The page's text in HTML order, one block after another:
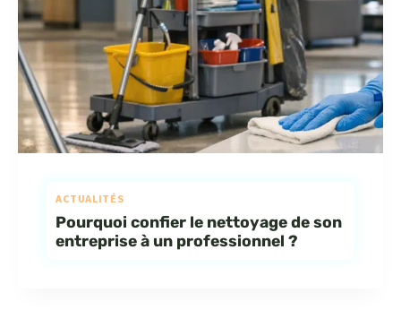
ACTUALITÉS
Pourquoi confier le nettoyage de son
entreprise à un professionnel ?